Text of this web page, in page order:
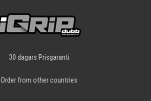
30 dagars Prisgaranti
Order from other countries